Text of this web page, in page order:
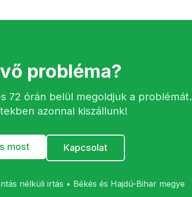
probléma?
72 órán belül megoldjuk a problémát.
azonnal kiszállunk!
most Kapcsolat
nélküli irtás • Békés és Hajdú-Bihar megye